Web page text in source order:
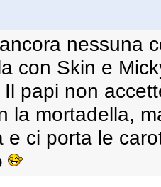
nessuna
con Skin e
Il papi non
la mortadella,
e ci porta le